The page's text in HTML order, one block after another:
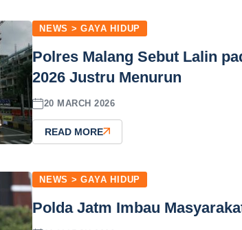
NEWS > GAYA HIDUP
Polres Malang Sebut Lalin
2026 Justru Menurun
20 MARCH 2026
READ MORE
NEWS > GAYA HIDUP
Polda Jatm Imbau